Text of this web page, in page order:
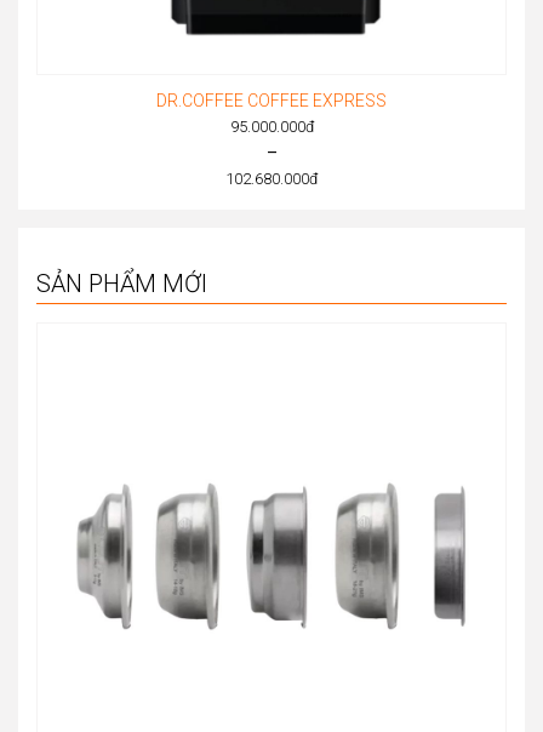
DR.COFFEE COFFEE EXPRESS
95.000.000đ
–
102.680.000đ
102.680.000đ
SẢN PHẨM MỚI